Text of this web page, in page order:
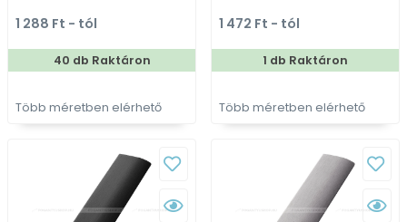
fém fogantyú
1 288 Ft - tól
40 db Raktáron
Több méretben elérhető
fém fogantyú
1 472 Ft - tól
1 db Raktáron
Több méretben elérhető